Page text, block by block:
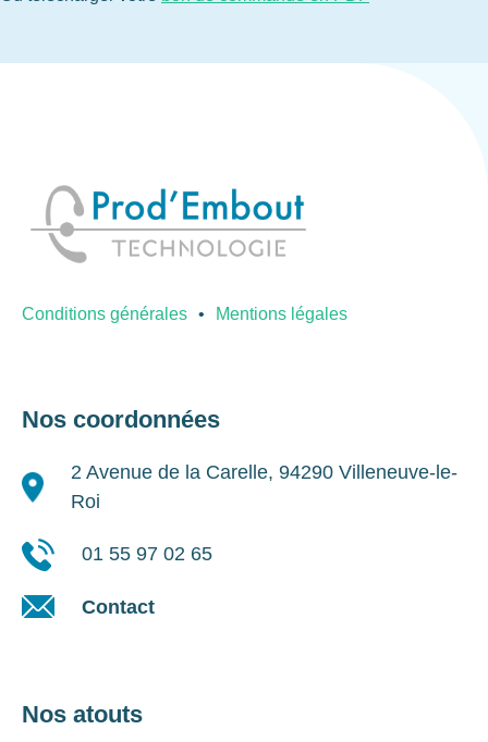
Conditions générales Mentions légales
Nos coordonnées
2 Avenue de la Carelle, 94290 Villeneuve-le-
Roi
01 55 97 02 65
Contact
Nos atouts